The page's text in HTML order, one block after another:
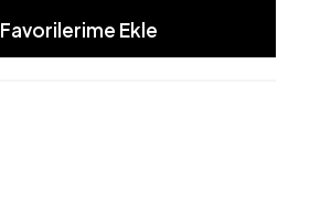
Favorilerime Ekle